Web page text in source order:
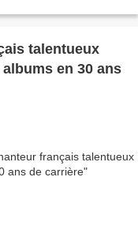
talentueux
en 30 ans